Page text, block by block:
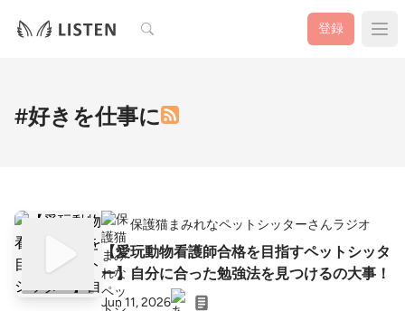
検索 登録
#好きを仕事に
保護猫まみれなペットシッターさんラジオ
【愛玩動物看護師合格を目指すペットシッタ
ー】自分に合った勉強法を見つけるの大事！
Jun 11, 2026